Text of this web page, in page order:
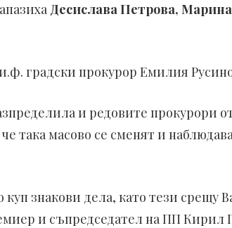
Десислава Петрова,
градски прокурор Емилия
и редовите прокурори
така масово се сменят и
знакови дела, като тези срещу
и съпредседател на ПП Кирил